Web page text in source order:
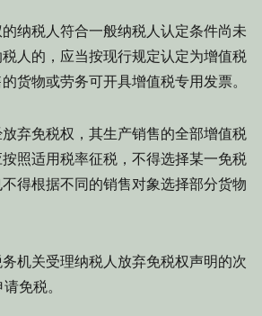
税人符合一般纳税人认定条件尚未
人的，应当按现行规定认定为增值税
货物或劳务可开具增值税专用发票。
免税权，其生产销售的全部增值税
照适用税率征税，不得选择某一免税
得根据不同的销售对象选择部分货物
关受理纳税人放弃免税权声明的次
免税。